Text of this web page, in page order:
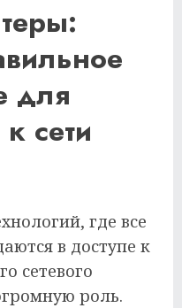
для
сети
где все
в доступе к
сетевого
роль.